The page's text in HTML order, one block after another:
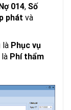
014, Số
phát và
là Phục vụ
là Phí thẩm